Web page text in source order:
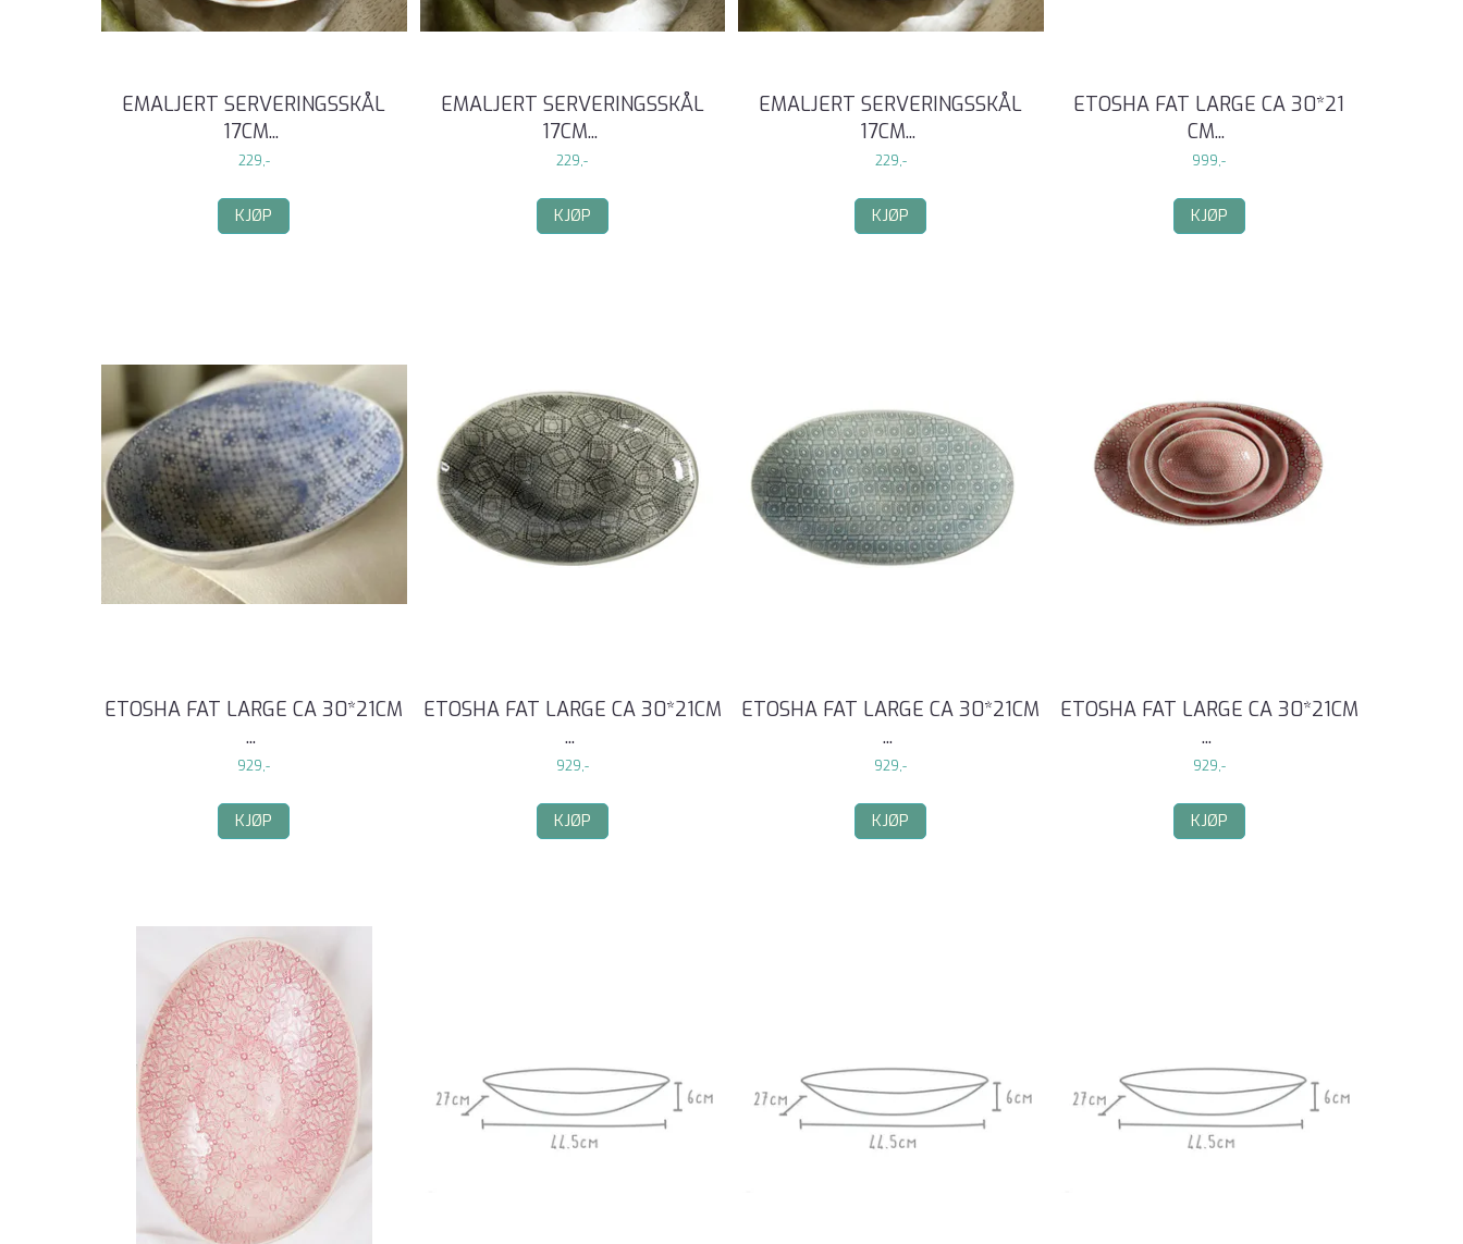
EMALJERT SERVERINGSSKÅL
17CM...
229,-
KJØP
EMALJERT SERVERINGSSKÅL
17CM...
229,-
KJØP
EMALJERT SERVERINGSSKÅL
17CM...
229,-
KJØP
ETOSHA FAT LARGE CA 30*21
CM...
999,-
KJØP
ETOSHA FAT LARGE CA 30*21CM
...
929,-
KJØP
ETOSHA FAT LARGE CA 30*21CM
...
929,-
KJØP
ETOSHA FAT LARGE CA 30*21CM
...
929,-
KJØP
ETOSHA FAT LARGE CA 30*21CM
...
929,-
KJØP